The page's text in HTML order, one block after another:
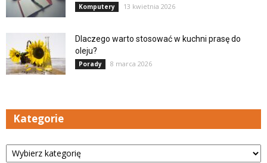
Komputery 13 kwietnia 2026
Dlaczego warto stosować w kuchni prasę do
oleju?
Porady 8 marca 2026
Kategorie
Kategorie